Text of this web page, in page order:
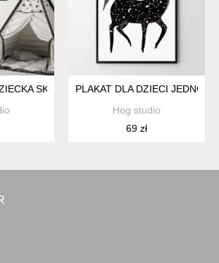
SKANDYNAWSKI ZESTAW 2
PLAKAT DLA DZIECI
Hog studio
69 zł